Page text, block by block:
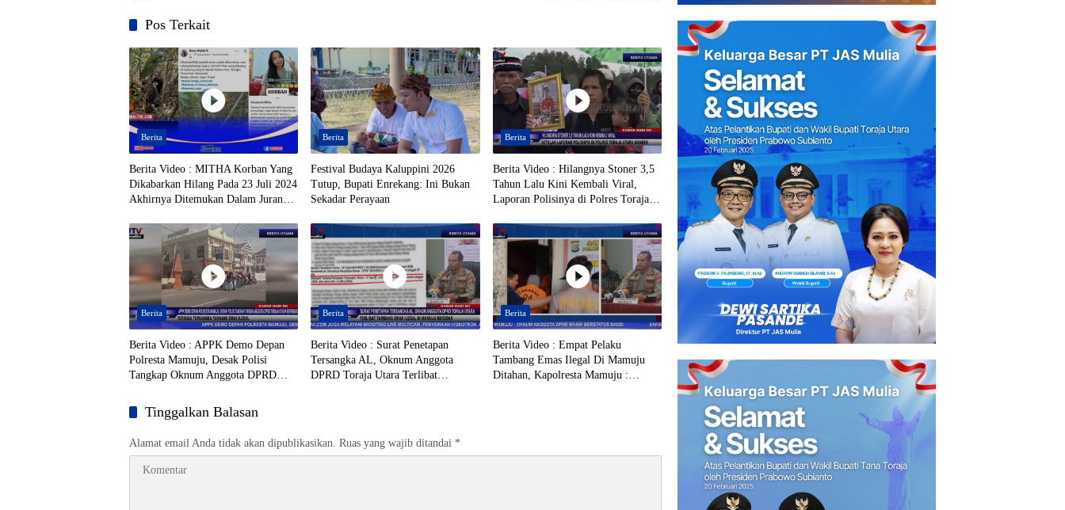
Pos Terkait
Berita
Berita Video : MITHA Korban Yang
Dikabarkan Hilang Pada 23 Juli 2024
Akhirnya Ditemukan Dalam Jurang,
Bungku Timur, Kabupaten
Morowali, Dalam Kondisi Tak
Bernyawa
Berita
Festival Budaya Kaluppini 2026
Tutup, Bupati Enrekang: Ini Bukan
Sekadar Perayaan
Berita
Berita Video : Hilangnya Stoner 3,5
Tahun Lalu Kini Kembali Viral,
Laporan Polisinya di Polres Toraja
Berita
Berita Video : APPK Demo Depan
Polresta Mamuju, Desak Polisi
Tangkap Oknum Anggota DPRD
Tersangka Tambang Emas Ilegal
Berita
Berita Video : Surat Penetapan
Tersangka AL, Oknum Anggota
DPRD Toraja Utara Terlibat
Berita
Berita Video : Empat Pelaku
Tambang Emas Ilegal Di Mamuju
Ditahan, Kapolresta Mamuju :
Tinggalkan Balasan
Alamat email Anda tidak akan dipublikasikan. Ruas yang wajib ditandai *